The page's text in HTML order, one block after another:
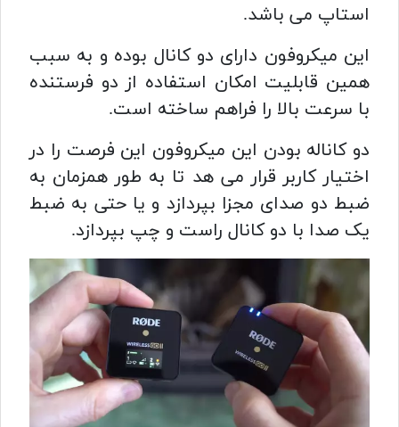
استاپ می باشد.
این میکروفون دارای دو کانال بوده و به سبب
همین قابلیت امکان استفاده از دو فرستنده
با سرعت بالا را فراهم ساخته است.
دو کاناله بودن این میکروفون این فرصت را در
اختیار کاربر قرار می هد تا به طور همزمان به
ضبط دو صدای مجزا بپردازد و یا حتی به ضبط
یک صدا با دو کانال راست و چپ بپردازد.